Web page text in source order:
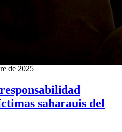
de 2025
saharauis del